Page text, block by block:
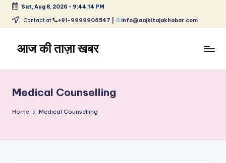
Skip
content
Sat, Aug 8, 2026 - 9:44:15 PM
Contact at +91-9999906547 | info@aajkitajakhabar.com
आज की ताज़ा खबर
ताज़ा
समाचार
–
Medical Counselling
Home Medical Counselling